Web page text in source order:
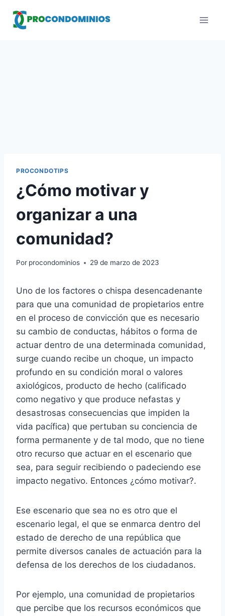
PROCONDOTIPS
¿Cómo motivar y
organizar a una
comunidad?
Por procondominios 29 de marzo de 2023
Uno de los factores o chispa desencadenante
para que una comunidad de propietarios entre
en el proceso de convicción que es necesario
su cambio de conductas, hábitos o forma de
actuar dentro de una determinada comunidad,
surge cuando recibe un choque, un impacto
profundo en su condición moral o valores
axiológicos, producto de hecho (calificado
como negativo y que produce nefastas y
desastrosas consecuencias que impiden la
vida pacífica) que pertuban su conciencia de
forma permanente y de tal modo, que no tiene
otro recurso que actuar en el escenario que
sea, para seguir recibiendo o padeciendo ese
impacto negativo. Entonces ¿cómo motivar?.
Ese escenario que sea no es otro que el
escenario legal, el que se enmarca dentro del
estado de derecho de una república que
permite diversos canales de actuación para la
defensa de los derechos de los ciudadanos.
Por ejemplo, una comunidad de propietarios
que percibe que los recursos económicos que